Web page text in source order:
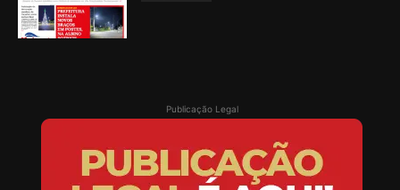
Publicação Legal